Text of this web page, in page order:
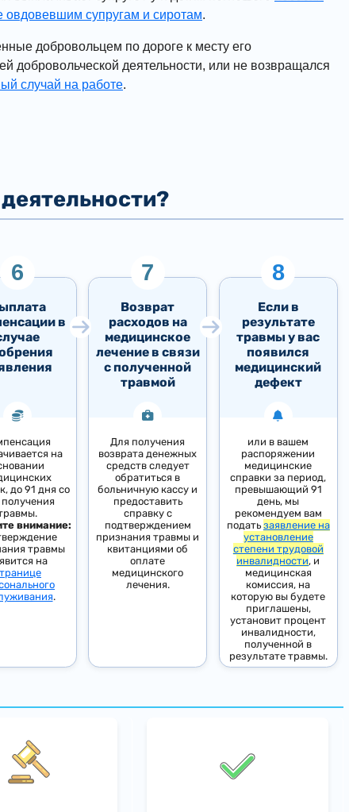
овдовевшим супругам и сиротам.
добровольцем по дороге к месту его
добровольческой деятельности, или не возвращался
случай на работе.
в
на
до 91 дня со
внимание:
травмы
на
.
Возврат
расходов на
медицинское
лечение в связи
с полученной
травмой
Для получения
возврата денежных
средств следует
обратиться в
больничную кассу и
предоставить
справку с
подтверждением
признания травмы и
квитанциями об
оплате
медицинского
лечения.
Если в
результате
травмы у вас
появился
медицинский
дефект
или в вашем
распоряжении
медицинские
справки за период,
превышающий 91
день, мы
рекомендуем вам
подать заявление на
установление
степени трудовой
инвалидности, и
медицинская
комиссия, на
которую вы будете
приглашены,
установит процент
инвалидности,
полученной в
результате травмы.